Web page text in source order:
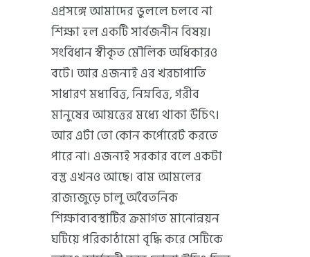
এপ্রসঙ্গে আমাদের ভুললে চলবে না
শিক্ষা হল একটি সার্বজনীন বিষয়।
সংবিধান স্বীকৃত মৌলিক অধিকারও
বটে। আর এজন্যই এর খরচাপাতি
সাধারণ মধ্যবিত্ত, নিম্নবিত্ত, গরীব
মানুষের আয়ত্তের মধ্যে থাকা উচিৎ।
আর এটা তো কোন কর্পোরেট করতে
পারে না। এজন্যই সরকার বলে একটা
বস্তু এখনও আছে। বাম আমলের
রাজ্যজুড়ে চালু অবৈতনিক
শিক্ষাব্যবস্থাটির ক্রমাগত মানোন্নয়ন
ঘটিয়ে পরিকাঠামো বৃদ্ধি করে সেটিকে